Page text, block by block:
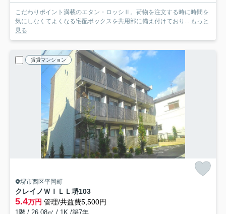
こだわりポイント満載のエタン・ロッシⅡ。荷物を注文する時に時間を
気にしなくてよくなる宅配ボックスを共用部に備え付けており...
もっと
見る
賃貸マンション
堺市西区平岡町
クレイノＷＩＬＬ堺103
5.4万円 管理/共益費5,500円
1階 / 26.08㎡ / 1K /築7年